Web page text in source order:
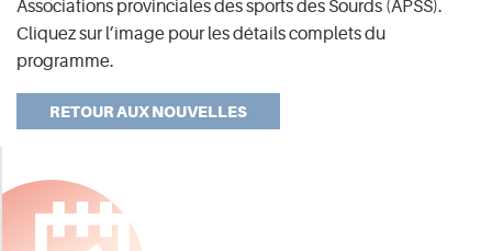
Associations provinciales des sports des Sourds (APSS).
Cliquez sur l’image pour les détails complets du
programme.
RETOUR AUX NOUVELLES